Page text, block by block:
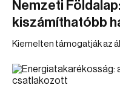
Nemzeti
kiszámíthatóbb
Kiemelten támogatják az